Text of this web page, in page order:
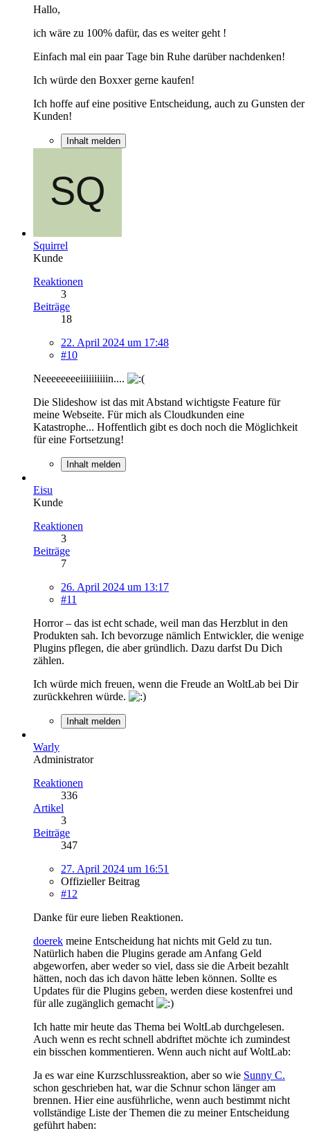
Hallo,
ich wäre zu 100% dafür, das es weiter geht !
Einfach mal ein paar Tage bin Ruhe darüber nachdenken!
Ich würde den Boxxer gerne kaufen!
Ich hoffe auf eine positive Entscheidung, auch zu Gunsten der
Kunden!
Inhalt melden
Squirrel
Kunde
Reaktionen
3
Beiträge
18
22. April 2024 um 17:48
#10
Neeeeeeeeiiiiiiiiiin....
Die Slideshow ist das mit Abstand wichtigste Feature für
meine Webseite. Für mich als Cloudkunden eine
Katastrophe... Hoffentlich gibt es doch noch die Möglichkeit
für eine Fortsetzung!
Inhalt melden
Eisu
Kunde
Reaktionen
3
Beiträge
7
26. April 2024 um 13:17
#11
Horror – das ist echt schade, weil man das Herzblut in den
Produkten sah. Ich bevorzuge nämlich Entwickler, die wenige
Plugins pflegen, die aber gründlich. Dazu darfst Du Dich
zählen.
Ich würde mich freuen, wenn die Freude an WoltLab bei Dir
zurückkehren würde.
Inhalt melden
Warly
Administrator
Reaktionen
336
Artikel
3
Beiträge
347
27. April 2024 um 16:51
Offizieller Beitrag
#12
Danke für eure lieben Reaktionen.
doerek meine Entscheidung hat nichts mit Geld zu tun.
Natürlich haben die Plugins gerade am Anfang Geld
abgeworfen, aber weder so viel, dass sie die Arbeit bezahlt
hätten, noch das ich davon hätte leben können. Sollte es
Updates für die Plugins geben, werden diese kostenfrei und
für alle zugänglich gemacht
Ich hatte mir heute das Thema bei WoltLab durchgelesen.
Auch wenn es recht schnell abdriftet möchte ich zumindest
ein bisschen kommentieren. Wenn auch nicht auf WoltLab:
Ja es war eine Kurzschlussreaktion, aber so wie Sunny C.
schon geschrieben hat, war die Schnur schon länger am
brennen. Hier eine ausführliche, wenn auch bestimmt nicht
vollständige Liste der Themen die zu meiner Entscheidung
geführt haben: